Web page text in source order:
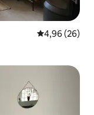
Évaluation
4,96 (26)